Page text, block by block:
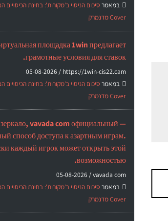
במאמר
Cover מדנמרק
площадка 1win предлагает
грамотные условия для ставок.
https://1win-cis22.cam /
05-08-2026
במאמר
Cover מדנמרק
vavada com официальный —
способ доступа к азартным играм.
каждый игрок может открыть этой
возможностью.
vavada com /
05-08-2026
במאמר
Cover מדנמרק